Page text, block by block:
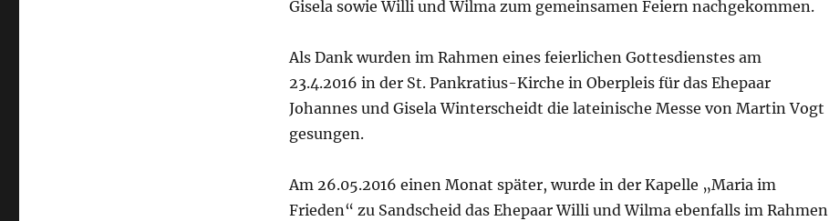
Gisela sowie Willi und Wilma zum gemeinsamen Feiern nachgekommen.
Als Dank wurden im Rahmen eines feierlichen Gottesdienstes am
23.4.2016 in der St. Pankratius-Kirche in Oberpleis für das Ehepaar
Johannes und Gisela Winterscheidt die lateinische Messe von Martin Vogt
gesungen.
Am 26.05.2016 einen Monat später, wurde in der Kapelle „Maria im
Frieden“ zu Sandscheid das Ehepaar Willi und Wilma ebenfalls im Rahmen